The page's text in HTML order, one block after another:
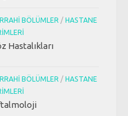
BÖLÜMLER / HASTANE
Hastalıkları
BÖLÜMLER / HASTANE